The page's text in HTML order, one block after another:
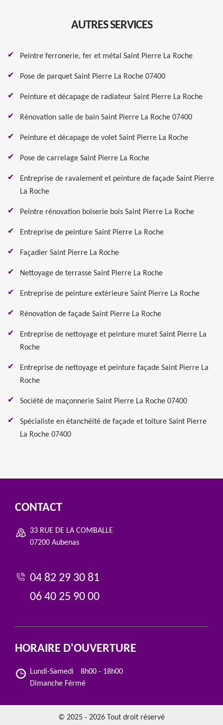
AUTRES SERVICES
Peintre ferronerie, fer et métal Saint Pierre La Roche
Pose de parquet Saint Pierre La Roche 07400
Peinture et décapage de radiateur Saint Pierre La Roche
Rénovation salle de bain Saint Pierre La Roche 07400
Peinture et décapage de volet Saint Pierre La Roche
Pose de carrelage Saint Pierre La Roche
Entreprise de ravalement et peinture de façade Saint Pierre
La Roche
Peintre rénovation boiserie bois Saint Pierre La Roche
Entreprise de peinture Saint Pierre La Roche
Façadier Saint Pierre La Roche
Nettoyage de terrasse Saint Pierre La Roche
Entreprise de peinture extérieure Saint Pierre La Roche
Rénovation de façade Saint Pierre La Roche
Entreprise de nettoyage et peinture muret Saint Pierre La
Roche
Entreprise de nettoyage et peinture façade Saint Pierre La
Roche
Société de maçonnerie Saint Pierre La Roche 07400
Spécialiste en étanchéité de façade et toiture Saint Pierre
La Roche 07400
CONTACT
33 RUE DE LA COMBALLE
07200 Aubenas
04 82 29 30 81
06 40 25 90 00
HORAIRE D'OUVERTURE
Lundi-Samedi
8h00 - 18h00
Dimanche Férmé
© 2025 - 2026 Tout droit réservé